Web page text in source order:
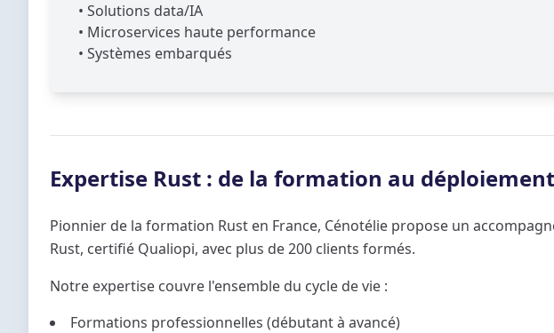
• Solutions data/IA
• Microservices haute performance
• Systèmes embarqués
Expertise Rust : de la formation au déploiement
Pionnier de la formation Rust en France, Cénotélie propose un
Rust, certifié Qualiopi, avec plus de 200 clients formés.
Notre expertise couvre l'ensemble du cycle de vie :
Formations professionnelles (débutant à avancé)